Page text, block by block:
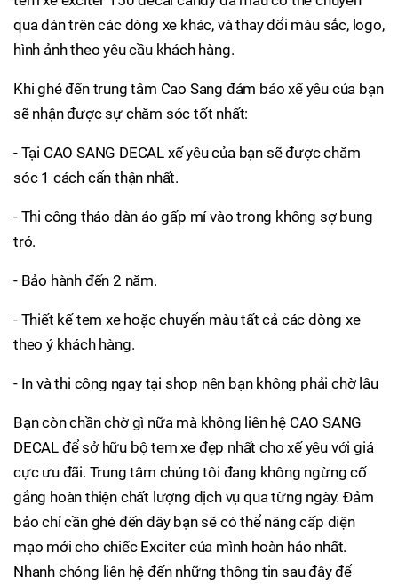
qua dán trên các dòng xe khác, và thay đổi màu sắc, logo,
hình ảnh theo yêu cầu khách hàng.
Khi ghé đến trung tâm Cao Sang đảm bảo xế yêu của bạn
sẽ nhận được sự chăm sóc tốt nhất:
- Tại CAO SANG DECAL xế yêu của bạn sẽ được chăm
sóc 1 cách cẩn thận nhất.
- Thi công tháo dàn áo gấp mí vào trong không sợ bung
tró.
- Bảo hành đến 2 năm.
- Thiết kế tem xe hoặc chuyển màu tất cả các dòng xe
theo ý khách hàng.
- In và thi công ngay tại shop nên bạn không phải chờ lâu
Bạn còn chần chờ gì nữa mà không liên hệ CAO SANG
DECAL để sở hữu bộ tem xe đẹp nhất cho xế yêu với giá
cực ưu đãi. Trung tâm chúng tôi đang không ngừng cố
gắng hoàn thiện chất lượng dịch vụ qua từng ngày. Đảm
bảo chỉ cần ghé đến đây bạn sẽ có thể nâng cấp diện
mạo mới cho chiếc Exciter của mình hoàn hảo nhất.
Nhanh chóng liên hệ đến những thông tin sau đây để